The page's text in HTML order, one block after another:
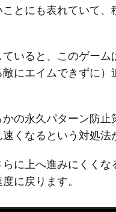
とにも表れていて
いると、このゲー
にエイムできずに
の永久パターン防
くなるという対処
に上へ進みにくく
に戻ります。